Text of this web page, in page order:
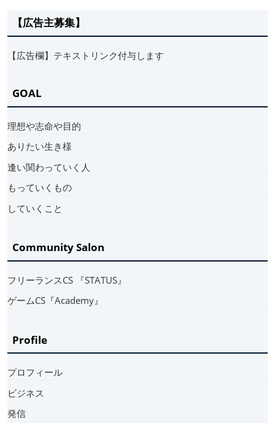
【広告主募集】
【広告欄】テキストリンク付与します
GOAL
理想や志命や目的
ありたい生き様
逢い関わっていく人
もっていくもの
していくこと
Community Salon
フリーランスCS 『STATUS』
ゲームCS『Academy』
Profile
プロフィール
ビジネス
発信